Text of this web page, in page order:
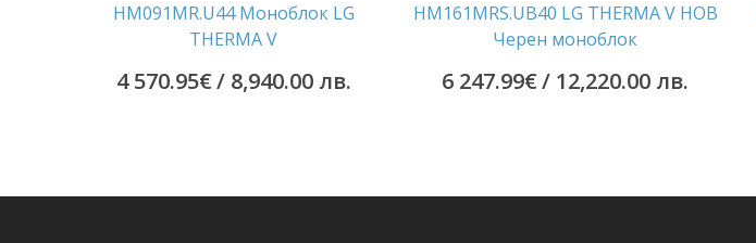
HM091MR.U44 Моноблок LG
THERMA V
4 570.95€/ 8,940.00 лв.
HM161MRS.UB40 LG THERMA V НОВ
Черен моноблок
6 247.99€/ 12,220.00 лв.